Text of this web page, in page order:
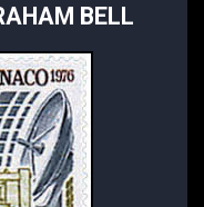
BELL